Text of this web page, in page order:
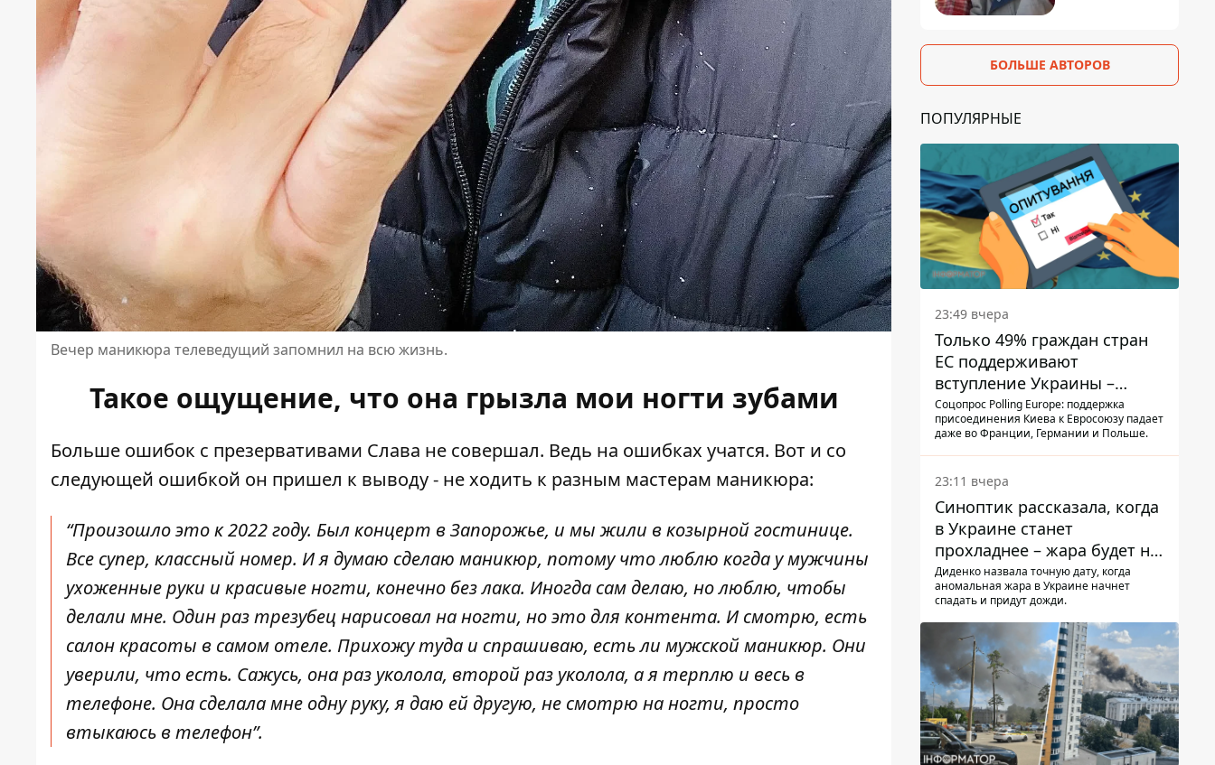
Вечер маникюра телеведущий запомнил на всю жизнь.
Такое ощущение, что она грызла мои ногти зубами
Больше ошибок с презервативами Слава не совершал. Ведь на ошибках учатся. Вот и со
следующей ошибкой он пришел к выводу - не ходить к разным мастерам маникюра:
“Произошло это к 2022 году. Был концерт в Запорожье, и мы жили в козырной гостинице.
Все супер, классный номер. И я думаю сделаю маникюр, потому что люблю когда у мужчины
ухоженные руки и красивые ногти, конечно без лака. Иногда сам делаю, но люблю, чтобы
делали мне. Один раз трезубец нарисовал на ногти, но это для контента. И смотрю, есть
салон красоты в самом отеле. Прихожу туда и спрашиваю, есть ли мужской маникюр. Они
уверили, что есть. Сажусь, она раз уколола, второй раз уколола, а я терплю и весь в
телефоне. Она сделала мне одну руку, я даю ей другую, не смотрю на ногти, просто
втыкаюсь в телефон”.
БОЛЬШЕ АВТОРОВ
ПОПУЛЯРНЫЕ
23:49 вчера
Только 49% граждан стран
ЕС поддерживают
вступление Украины –
результаты опроса
Соцопрос Polling Europe: поддержка
присоединения Киева к Евросоюзу падает
даже во Франции, Германии и Польше.
23:11 вчера
Синоптик рассказала, когда
в Украине станет
прохладнее – жара будет не
долго
Диденко назвала точную дату, когда
аномальная жара в Украине начнет
спадать и придут дожди.